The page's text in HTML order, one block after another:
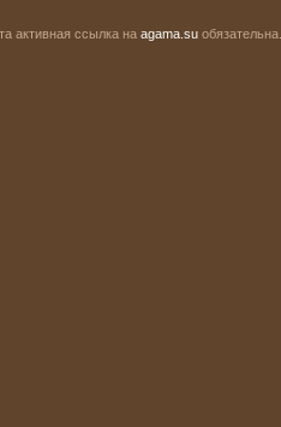
активная ссылка на agama.su обязательна.